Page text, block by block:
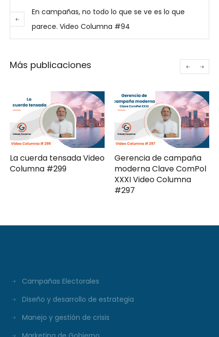
En campañas, no todo lo que se ve es lo que
parece. Video Columna #94
Más publicaciones
La cuerda tensada Video
Columna #299
Gerencia de campaña
moderna Clave ComPol
XXXI Video Columna
#297
Campañas Electorales
Diseño y desarrollo de estrategia
Manejo y gestión de crisis